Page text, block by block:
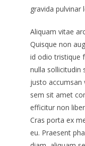
gravida pulvinar
Aliquam vitae
Quisque non
id odio tristique
nulla sollicitudin
justo accumsan
sem sit amet
efficitur non
Cras porta ex
eu. Praesent